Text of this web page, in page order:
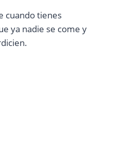
cuando tienes
ya nadie se come y